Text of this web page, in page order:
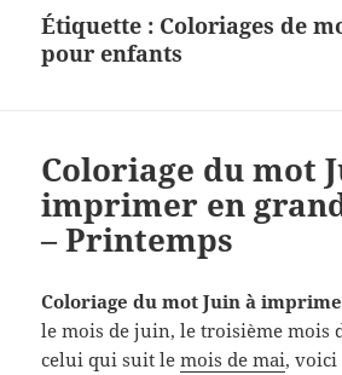
devinettes, pour
Étiquette : Coloriages de
pour enfants
Coloriage du mot
imprimer en
– Printemps
Coloriage du mot Juin à
le mois de juin, le troisième mois
celui qui suit lemois de mai, voici